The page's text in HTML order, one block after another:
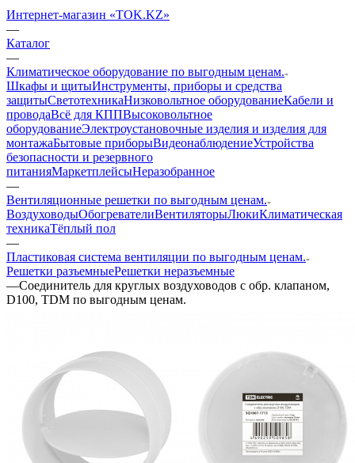
Интернет-магазин «TOK.KZ»
—
Каталог
—
Климатическое оборудование по выгодным ценам.
Шкафы и щитыИнструменты, приборы и средства
защитыСветотехникаНизковольтное оборудованиеКабели и
проводаВсё для КППВысоковольтное
оборудованиеЭлектроустановочные изделия и изделия для
монтажаБытовые приборыВидеонаблюдениеУстройства
безопасности и резервного
питанияМаркетплейсыНеразобранное
—
Вентиляционные решетки по выгодным ценам.
ВоздуховодыОбогревателиВентиляторыЛюкиКлиматическая
техникаТёплый пол
—
Пластиковая система вентиляции по выгодным ценам.
Решетки разъемныеРешетки неразъемные
—Соединитель для круглых воздуховодов с обр. клапаном,
D100, TDM по выгодным ценам.